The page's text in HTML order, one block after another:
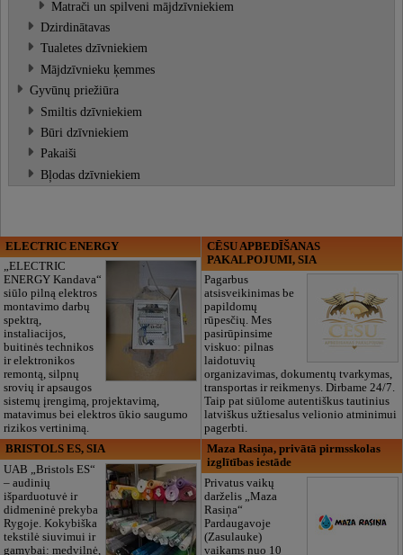
Matrači un spilveni mājdzīvniekiem
Dzirdinātavas
Tualetes dzīvniekiem
Mājdzīvnieku ķemmes
Gyvūnų priežiūra
Smiltis dzīvniekiem
Būri dzīvniekiem
Pakaiši
Bļodas dzīvniekiem
ELECTRIC ENERGY
„ELECTRIC
ENERGY Kandava“
siūlo pilną elektros
montavimo darbų
spektrą,
instaliacijos,
buitinės technikos
ir elektronikos
remontą, silpnų
srovių ir apsaugos
sistemų įrengimą, projektavimą,
matavimus bei elektros ūkio saugumo
rizikos vertinimą.
CĒSU APBEDĪŠANAS
PAKALPOJUMI, SIA
Pagarbus
atsisveikinimas be
papildomų
rūpesčių. Mes
pasirūpinsime
viskuo: pilnas
laidotuvių
organizavimas, dokumentų tvarkymas,
transportas ir reikmenys. Dirbame 24/7.
Taip pat siūlome autentiškus tautinius
latviškus užtiesalus velionio atminimui
pagerbti.
BRISTOLS ES, SIA
UAB „Bristols ES“
– audinių
išparduotuvė ir
didmeninė prekyba
Rygoje. Kokybiška
tekstilė siuvimui ir
gamybai: medvilnė,
Maza Rasiņa, privātā pirmsskolas
izglītības iestāde
Privatus vaikų
darželis „Maza
Rasiņa“
Pardaugavoje
(Zasulauke)
vaikams nuo 10